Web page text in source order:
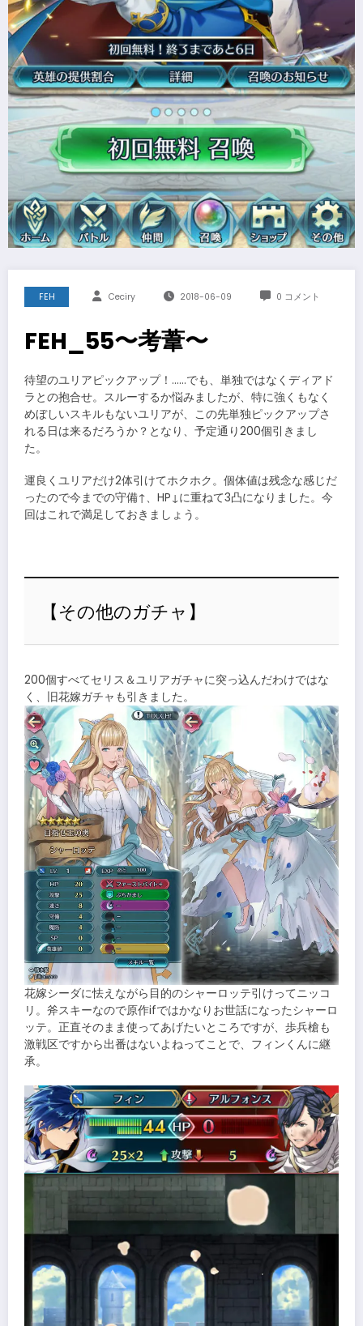
FEH Ceciry 2018-06-09 0 コメント
FEH_55〜考葦〜
待望のユリアピックアップ！……でも、単独ではなくディアド
ラとの抱合せ。スルーするか悩みましたが、特に強くもなく
めぼしいスキルもないユリアが、この先単独ピックアップさ
れる日は来るだろうか？となり、予定通り200個引きまし
た。
運良くユリアだけ2体引けてホクホク。個体値は残念な感じだ
ったので今までの守備↑、HP↓に重ねて3凸になりました。今
回はこれで満足しておきましょう。
【その他のガチャ】
200個すべてセリス＆ユリアガチャに突っ込んだわけではな
く、旧花嫁ガチャも引きました。
花嫁シーダに怯えながら目的のシャーロッテ引けってニッコ
リ。斧スキーなので原作ifではかなりお世話になったシャーロ
ッテ。正直そのまま使ってあげたいところですが、歩兵槍も
激戦区ですから出番はないよねってことで、フィンくんに継
承。